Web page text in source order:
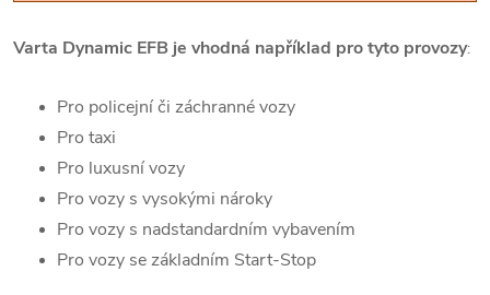
Varta Dynamic EFB je vhodná například pro tyto provozy:
Pro policejní či záchranné vozy
Pro taxi
Pro luxusní vozy
Pro vozy s vysokými nároky
Pro vozy s nadstandardním vybavením
Pro vozy se základním Start-Stop